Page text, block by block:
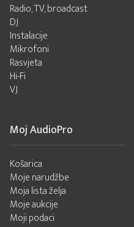
Radio, TV, broadcast
DJ
Instalacije
Mikrofoni
Rasvjeta
Hi-Fi
VJ
Moj AudioPro
Košarica
Moje narudžbe
Moja lista želja
Moje aukcije
Moji podaci